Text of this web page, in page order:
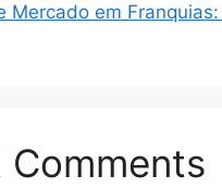
Mercado em Franquias:
Comments